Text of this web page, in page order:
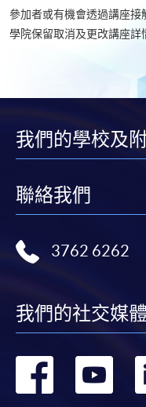
參加者或有機會透過講座接
學院保留取消及更改講座詳
我們的學校及
聯絡我們
3762 6262
我們的社交媒體
轉